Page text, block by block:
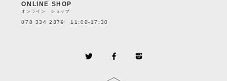
ONLINE SHOP
オンライン ショップ
078 334 2379 11:00-17:30